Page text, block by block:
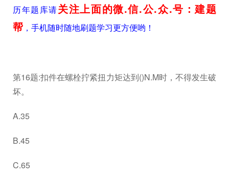
历年题库请关注上面的微.信.公.众.号：建题
帮 ，手机随时随地刷题学习更方便哟！
第16题:扣件在螺栓拧紧扭力矩达到()N.M时，不得发生破
坏。
A.35
B.45
C.65